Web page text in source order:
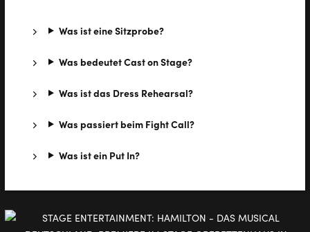
Was ist eine Sitzprobe?
Was bedeutet Cast on Stage?
Was ist das Dress Rehearsal?
Was passiert beim Fight Call?
Was ist ein Put In?